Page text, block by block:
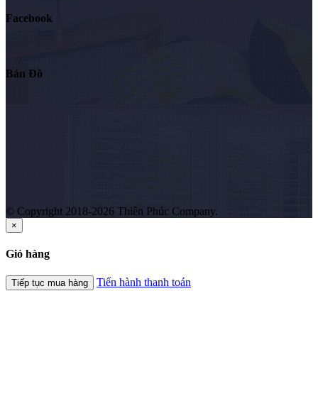
Facebook
Bản Đồ
© Copyright 2018-2026 Thiên Phúc Company.
×
Giỏ hàng
Tiếp tục mua hàng Tiến hành thanh toán